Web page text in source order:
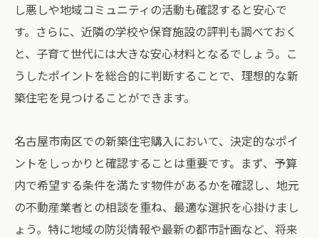
し悪しや地域コミュニティの活動も確認すると安心で
す。さらに、近隣の学校や保育施設の評判も調べておく
と、子育て世代には大きな安心材料となるでしょう。こ
うしたポイントを総合的に判断することで、理想的な新
築住宅を見つけることができます。
名古屋市南区での新築住宅購入において、決定的なポイ
ントをしっかりと確認することは重要です。まず、予算
内で希望する条件を満たす物件があるかを確認し、地元
の不動産業者との相談を重ね、最適な選択を心掛けまし
ょう。特に地域の防災情報や最新の都市計画など、将来